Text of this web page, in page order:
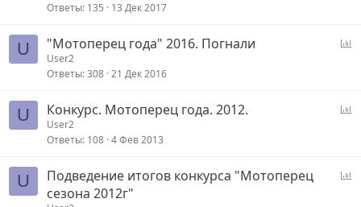
ы
Ответы 135 13 Дек 2017
U
с
"Мотоперец года" 2016. Погнали
User2
Ответы 308 21 Дек 2016
U
с
Конкурс. Мотоперец года. 2012.
User2
Ответы 108 4 Фев 2013
U
Подведение итогов конкурса "Мотоперец
сезона 2012г"